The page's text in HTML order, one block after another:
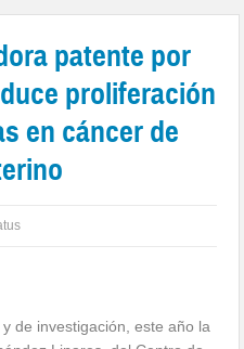
patente por
proliferación
en cáncer de
de investigación, este año la